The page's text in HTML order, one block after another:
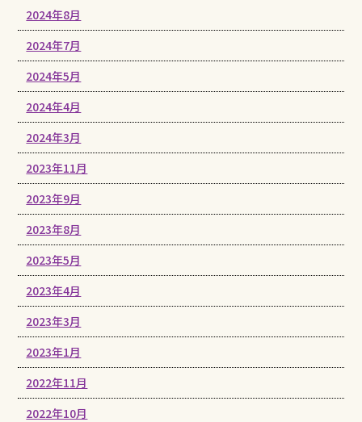
2024年8月
2024年7月
2024年5月
2024年4月
2024年3月
2023年11月
2023年9月
2023年8月
2023年5月
2023年4月
2023年3月
2023年1月
2022年11月
2022年10月